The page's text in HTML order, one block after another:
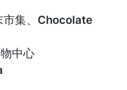
市集、Chocolate
中心